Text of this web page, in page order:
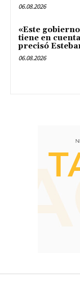
06.08.2026
«Este
tiene en
precisó
06.08.2026